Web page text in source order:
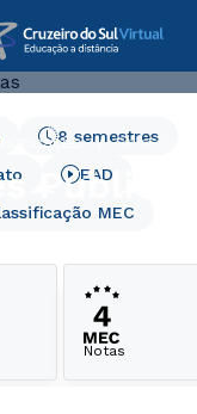
Relações
Públicas
MEC
8 semestres
EAD
Notas